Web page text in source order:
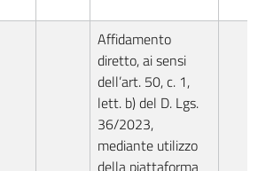
Affidamento
diretto, ai sensi
dell’art. 50, c. 1,
lett. b) del D. Lgs.
36/2023,
mediante utilizzo
della piattaforma